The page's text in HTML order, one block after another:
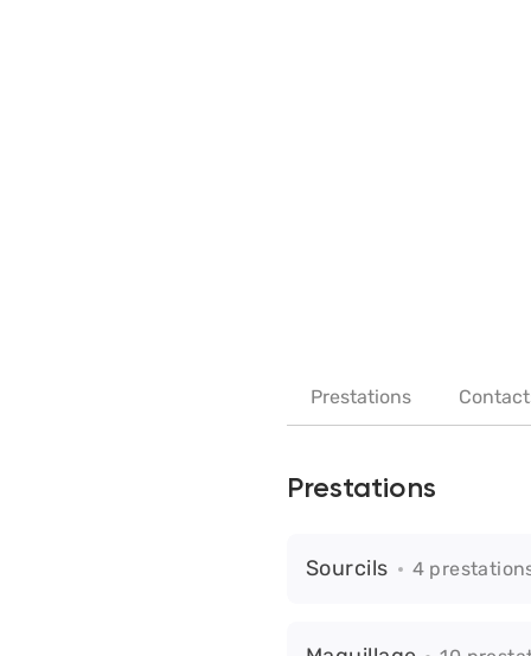
Prestations
Prestations
Sourcils 4